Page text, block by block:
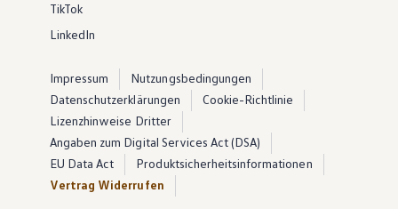
TikTok
LinkedIn
Impressum
Nutzungsbedingungen
Datenschutzerklärungen
Cookie-Richtlinie
Lizenzhinweise Dritter
Angaben zum Digital Services Act (DSA)
EU Data Act
Produktsicherheitsinformationen
Vertrag Widerrufen